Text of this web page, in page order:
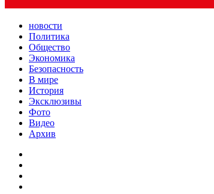
новости
Политика
Общество
Экономика
Безопасность
В мире
История
Эксклюзивы
Фото
Видео
Архив